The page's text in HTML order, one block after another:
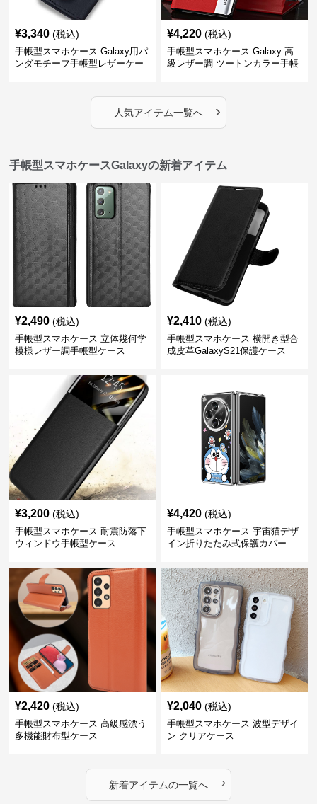
¥3,340 (税込)
手帳型スマホケース Galaxy用パ
ンダモチーフ手帳型レザーケー
¥4,220 (税込)
手帳型スマホケース Galaxy 高
級レザー調 ツートンカラー手帳
人気アイテム一覧へ ›
手帳型スマホケースGalaxyの新着アイテム
¥2,490 (税込)
手帳型スマホケース 立体幾何学
模様レザー調手帳型ケース
¥2,410 (税込)
手帳型スマホケース 横開き型合
成皮革GalaxyS21保護ケース
¥3,200 (税込)
手帳型スマホケース 耐震防落下
ウィンドウ手帳型ケース
¥4,420 (税込)
手帳型スマホケース 宇宙猫デザ
イン折りたたみ式保護カバー
¥2,420 (税込)
手帳型スマホケース 高級感漂う
多機能財布型ケース
¥2,040 (税込)
手帳型スマホケース 波型デザイ
ン クリアケース
新着アイテムの一覧へ ›